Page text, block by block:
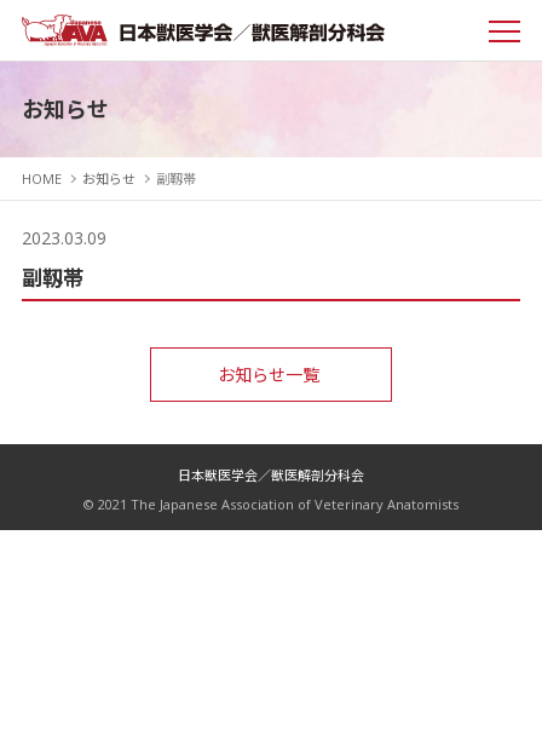
お知らせ
HOME お知らせ 副靱帯
2023.03.09
副靱帯
お知らせ一覧
日本獣医学会／獣医解剖分科会
© 2021 The Japanese Association of Veterinary Anatomists